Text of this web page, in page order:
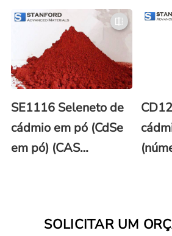
CY5391
28-7)
SE1116 Seleneto de
cádmio em pó (CdSe
em pó) (CAS
SOLICITAR UM